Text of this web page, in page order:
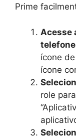
Prime
Acesse
ícone
ícone
role